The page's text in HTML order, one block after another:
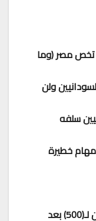
تخص مصر (وما
ولن
سلفه
خطيرة
مرصد مشاد: ارتفاع أعداد المفقودين لـ(500) بعد